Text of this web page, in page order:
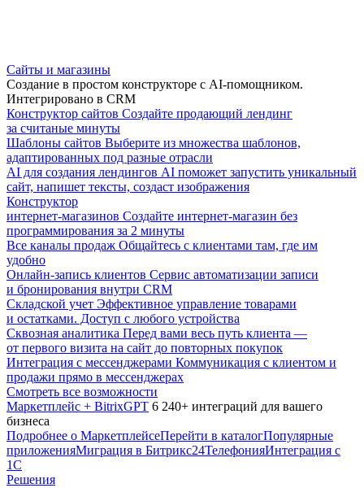
Сайты и магазины
Создание в простом конструкторе с AI-помощником.
Интегрировано в CRM
Конструктор сайтов Создайте продающий лендинг
за считаные минуты
Шаблоны сайтов Выберите из множества шаблонов,
адаптированных под разные отрасли
AI для создания лендингов AI поможет запустить уникальный
сайт, напишет тексты, создаст изображения
Конструктор
интернет-магазинов Создайте интернет-магазин без
программирования за 2 минуты
Все каналы продаж Общайтесь с клиентами там, где им
удобно
Онлайн-запись клиентов Сервис автоматизации записи
и бронирования внутри CRM
Складской учет Эффективное управление товарами
и остатками. Доступ с любого устройства
Сквозная аналитика Перед вами весь путь клиента —
от первого визита на сайт до повторных покупок
Интеграция с мессенджерами Коммуникация с клиентом и
продажи прямо в мессенджерах
Смотреть все возможности
Маркетплейс + BitrixGPT 6 240+ интеграций для вашего
бизнеса
Подробнее о МаркетплейсеПерейти в каталогПопулярные
приложенияМиграция в Битрикс24ТелефонияИнтеграция с
1С
Решения